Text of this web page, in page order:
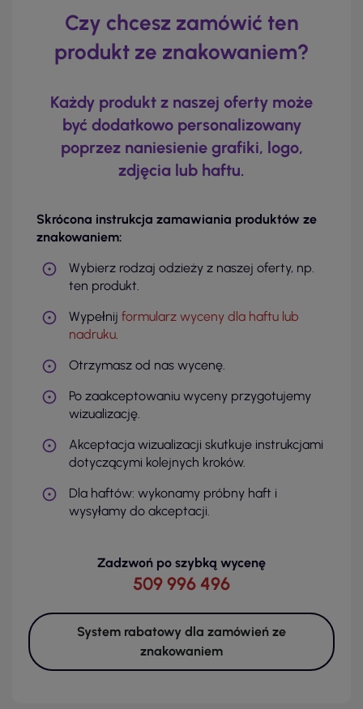
Czy chcesz zamówić ten
produkt ze znakowaniem?
Każdy produkt z naszej oferty może
być dodatkowo personalizowany
poprzez naniesienie grafiki, logo,
zdjęcia lub haftu.
Skrócona instrukcja zamawiania produktów ze
znakowaniem:
Wybierz rodzaj odzieży z naszej oferty, np.
ten produkt.
Wypełnij formularz wyceny dla haftu lub
nadruku.
Otrzymasz od nas wycenę.
Po zaakceptowaniu wyceny przygotujemy
wizualizację.
Akceptacja wizualizacji skutkuje instrukcjami
dotyczącymi kolejnych kroków.
Dla haftów: wykonamy próbny haft i
wysyłamy do akceptacji.
Zadzwoń po szybką wycenę
509 996 496
System rabatowy dla zamówień ze
znakowaniem